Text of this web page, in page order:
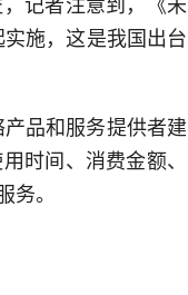
施，这是我国出台
品和服务提供者建
时间、消费金额、
。